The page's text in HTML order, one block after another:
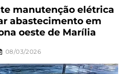
manutenção elétrica
abastecimento em
oeste de Marília
08/03/2026